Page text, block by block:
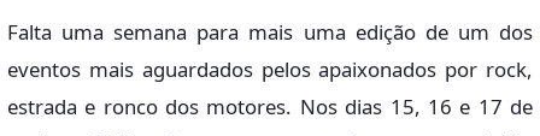
Falta uma semana para mais uma edição de um dos
eventos mais aguardados pelos apaixonados por rock,
estrada e ronco dos motores. Nos dias 15, 16 e 17 de